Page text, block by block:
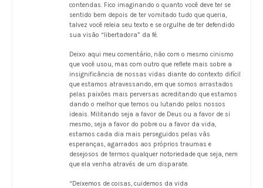
contendas. Fico imaginando o quanto você deve ter se
sentido bem depois de ter vomitado tudo que queria,
talvez você releia seu texto e se orgulhe de ter defendido
sua visão “libertadora” da fé.
Deixo aqui meu comentário, não com o mesmo cinismo
que você usou, mas com outro que reflete mais sobre a
insignificância de nossas vidas diante do contexto difícil
que estamos atravessando, em que somos arrastados
pelas paixões mais perversas acreditando que estamos
dando o melhor que temos ou lutando pelos nossos
ideais. Militando seja a favor de Deus ou a favor de si
mesmo, seja a favor do pobre ou a favor da vida,
estamos cada dia mais perseguidos pelas vãs
esperanças, agarrados aos próprios traumas e
desejosos de termos qualquer notoriedade que seja, nem
que ela venha através de um disparate.
“Deixemos de coisas, cuidemos da vida